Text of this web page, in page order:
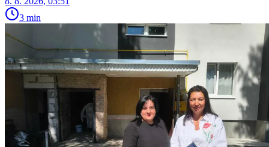
3 min